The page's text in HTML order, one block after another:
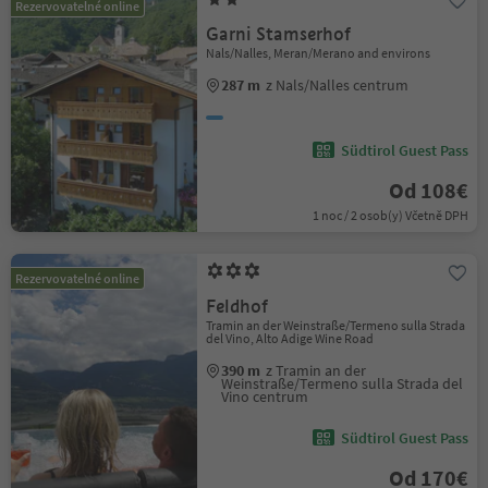
Rezervovatelné online
Garni Stamserhof
Nals/Nalles, Meran/Merano and environs
287 m z Nals/Nalles centrum
Südtirol Guest Pass
Od 108€
1 noc / 2 osob(y) Včetně DPH
Rezervovatelné online
Feldhof
Tramin an der Weinstraße/Termeno sulla Strada
del Vino, Alto Adige Wine Road
390 m z Tramin an der
Weinstraße/Termeno sulla Strada del
Vino centrum
Südtirol Guest Pass
Od 170€